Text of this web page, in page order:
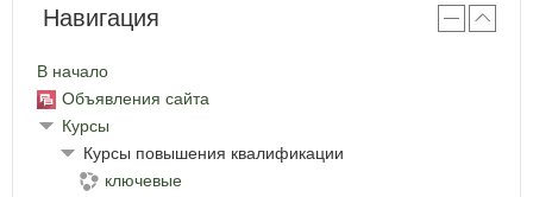
Навигация
В начало
Объявления сайта
Курсы
Курсы повышения квалификации
ключевые